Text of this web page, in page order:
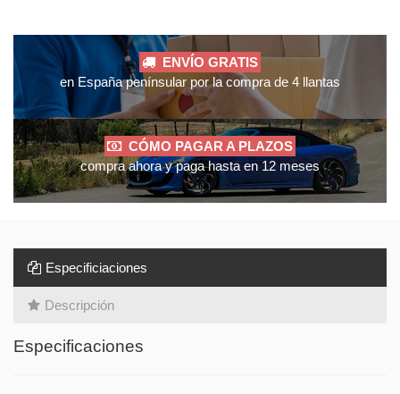
ENVÍO GRATIS
en España penínsular por la compra de 4 llantas
CÓMO PAGAR A PLAZOS
compra ahora y paga hasta en 12 meses
Especificiaciones
Descripción
Especificaciones